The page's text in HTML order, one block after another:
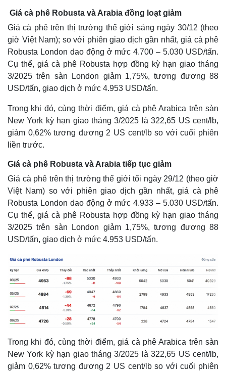
Thế giới
Quan sát
Hồ sơ
Multimedia
Video
Infographic
Giá cà phê Robusta và Arabia đồng loạt giảm
Giá cà phê trên thị trường thế giới sáng ngày 30/12 (theo
giờ Việt Nam); so với phiên giao dịch gần nhất, giá cà phê
Robusta London dao động ở mức 4.700 – 5.030 USD/tấn.
Cụ thể, giá cà phê Robusta hợp đồng kỳ hạn giao tháng
3/2025 trên sàn London giảm 1,75%, tương đương 88
USD/tấn, giao dịch ở mức 4.953 USD/tấn.
Trong khi đó, cùng thời điểm, giá cà phê Arabica trên sàn
New York kỳ hạn giao tháng 3/2025 là 322,65 US cent/lb,
giảm 0,62% tương đương 2 US cent/lb so với cuối phiên
liền trước.
Giá cà phê Robusta và Arabia tiếp tục giảm
Giá cà phê trên thị trường thế giới tối ngày 29/12 (theo giờ
Việt Nam) so với phiên giao dịch gần nhất, giá cà phê
Robusta London dao động ở mức 4.933 – 5.030 USD/tấn.
Cụ thể, giá cà phê Robusta hợp đồng kỳ hạn giao tháng
3/2025 trên sàn London giảm 1,75%, tương đương 88
USD/tấn, giao dịch ở mức 4.953 USD/tấn.
Trong khi đó, cùng thời điểm, giá cà phê Arabica trên sàn
New York kỳ hạn giao tháng 3/2025 là 322,65 US cent/lb,
giảm 0,62% tương đương 2 US cent/lb so với cuối phiên